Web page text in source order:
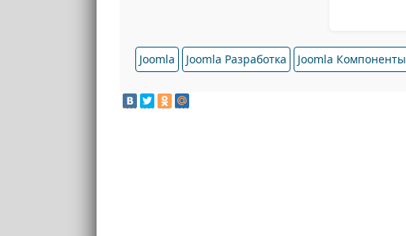
Joomla Joomla Разработка Joomla Компоненты